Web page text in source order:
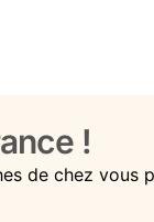
!
de chez vous